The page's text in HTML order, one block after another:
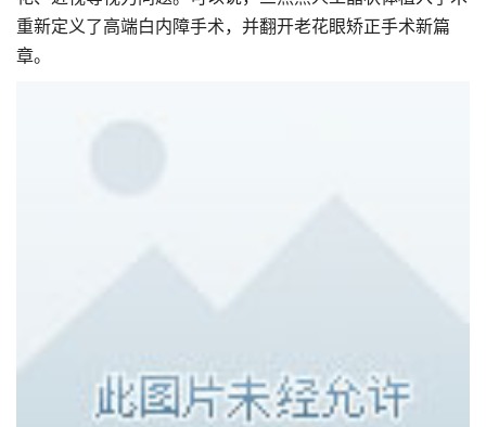
重新定义了高端白内障手术，并翻开老花眼矫正手术新篇
章。